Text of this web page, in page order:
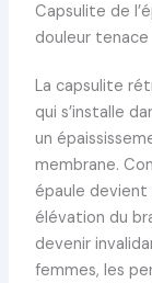
Capsulite de
douleur tenace
La capsulite
qui s’installe
un
membrane.
épaule devient
élévation du
devenir
femmes, les